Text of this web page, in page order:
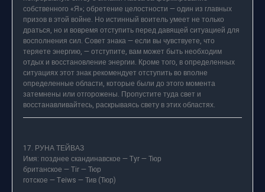
собственного «Я»; обретение целостности — один из главных
призов в этой войне. Но истинный воитель умеет не только
драться, но и вовремя отступить перед давящей ситуацией для
восполнения сил. Совет знака — если вы чувствуете, что
теряете энергию, — отступите, вам может быть необходим
отдых и восстановление энергии. Кроме того, в определенных
ситуациях этот знак рекомендует отступить во вполне
определенные области, которые были до этого момента
затемнены или отгорожены. Пропустите туда свет и
восстанавливайтесь, раскрываясь свету в этих областях.
17. РУНА ТЕЙВАЗ
Имя: позднее скандинавское — Tyr — Тюр
британское — Tir — Тюр
готское — Teiws — Тив (Тюр)